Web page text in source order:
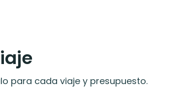
para cada viaje y presupuesto.